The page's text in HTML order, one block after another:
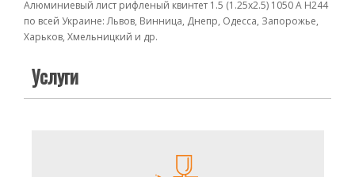
Алюминиевый лист рифленый квинтет 1.5 (1.25х2.5) 1050 А Н244
по всей Украине: Львов, Винница, Днепр, Одесса, Запорожье,
Харьков, Хмельницкий и др.
Услуги